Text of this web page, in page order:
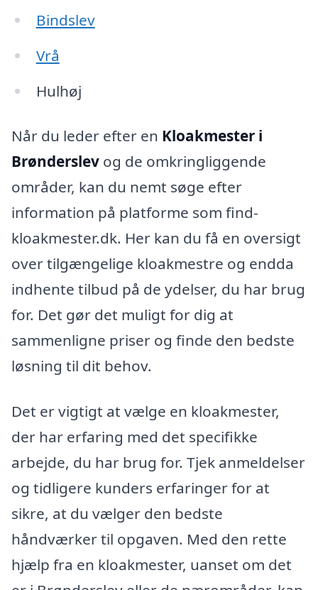
Bindslev
Vrå
Hulhøj
Når du leder efter en Kloakmester i
Brønderslev og de omkringliggende
områder, kan du nemt søge efter
information på platforme som find-
kloakmester.dk. Her kan du få en oversigt
over tilgængelige kloakmestre og endda
indhente tilbud på de ydelser, du har brug
for. Det gør det muligt for dig at
sammenligne priser og finde den bedste
løsning til dit behov.
Det er vigtigt at vælge en kloakmester,
der har erfaring med det specifikke
arbejde, du har brug for. Tjek anmeldelser
og tidligere kunders erfaringer for at
sikre, at du vælger den bedste
håndværker til opgaven. Med den rette
hjælp fra en kloakmester, uanset om det